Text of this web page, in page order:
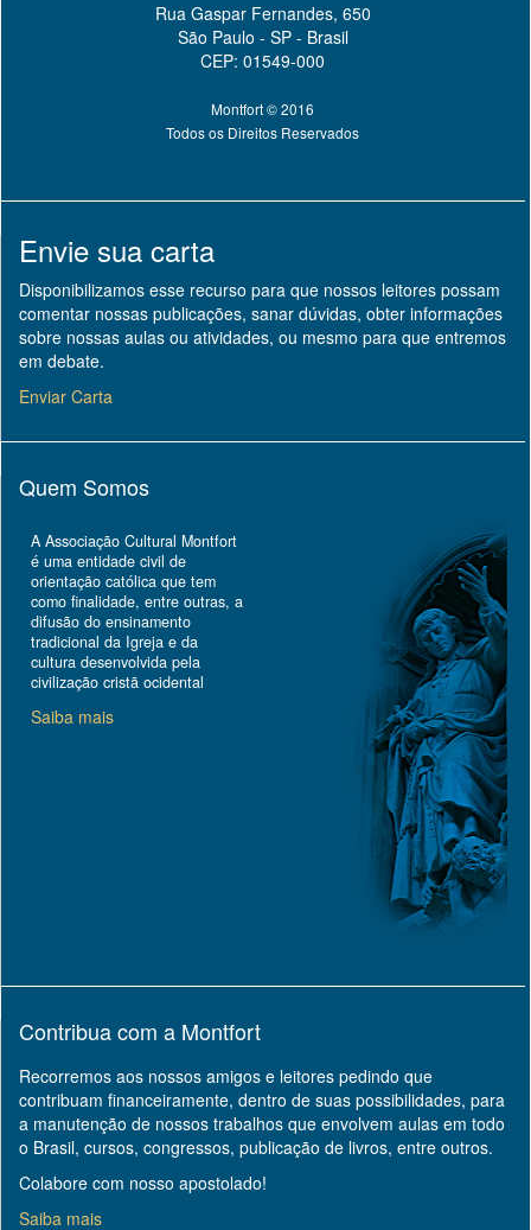
Rua Gaspar Fernandes, 650
São Paulo - SP - Brasil
CEP: 01549-000
Montfort © 2016
Todos os Direitos Reservados
Envie sua carta
Disponibilizamos esse recurso para que nossos leitores possam
comentar nossas publicações, sanar dúvidas, obter informações
sobre nossas aulas ou atividades, ou mesmo para que entremos
em debate.
Enviar Carta
Quem Somos
A Associação Cultural Montfort
é uma entidade civil de
orientação católica que tem
como finalidade, entre outras, a
difusão do ensinamento
tradicional da Igreja e da
cultura desenvolvida pela
civilização cristã ocidental
Saiba mais
Contribua com a Montfort
Recorremos aos nossos amigos e leitores pedindo que
contribuam financeiramente, dentro de suas possibilidades, para
a manutenção de nossos trabalhos que envolvem aulas em todo
o Brasil, cursos, congressos, publicação de livros, entre outros.
Colabore com nosso apostolado!
Saiba mais